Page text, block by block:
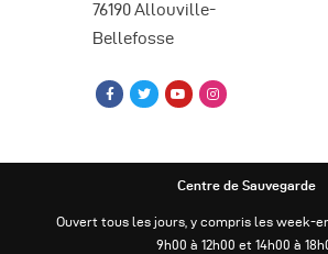
76190 Allouville-
Bellefosse
Centre de Sauvegarde
Ouvert tous les jours, y compris les week-
9h00 à 12h00 et 14h00 à